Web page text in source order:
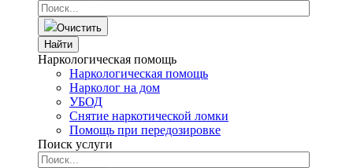
Очистить
Найти
Наркологическая помощь
Наркологическая помощь
Нарколог на дом
УБОД
Снятие наркотической ломки
Помощь при передозировке
Поиск услуги